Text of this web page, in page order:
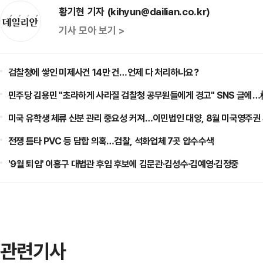
황기현 기자 (kihyun@dailian.co.kr)
기사 모아 보기 >
검찰청에 쌓인 미제사건 14만 건…언제 다 처리하나요?
민주당 김용민 "초라하게 사라질 검찰청 공무원들에게 경고" SNS 글에
미국 유학생 체류 신분 관리 중요성 커져…이민법인 대양, 8월 미국영주권
전쟁 틈타 PVC 등 담합 의혹…검찰, 석화업체 7곳 압수수색
'9월 퇴임' 이흥구 대법관 후임 후보에 김문관·김성수·김예영·김정중
관련기사